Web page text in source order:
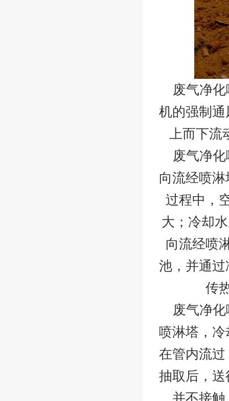
废气净
机的强制
上而下流
废气净
向流经喷
过程中，
大；冷却
向流经喷
池，并通
传
废气净
喷淋塔，
在管内流
抽取后，
并不接